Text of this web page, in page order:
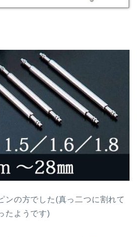
ンの方でした(真っ二つに割れて
たようです)